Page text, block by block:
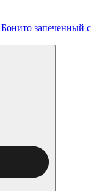
запеченный с